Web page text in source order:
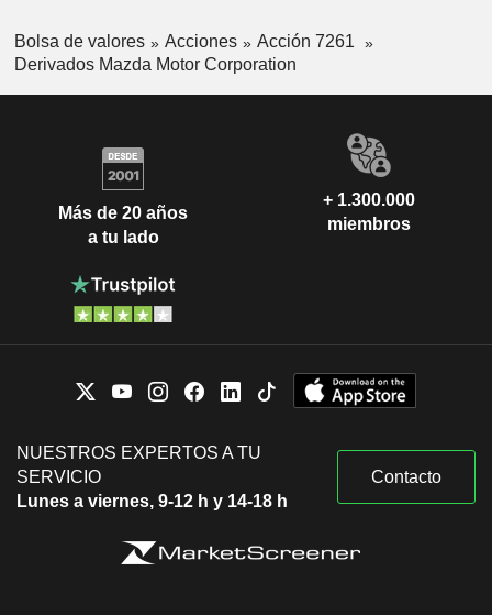
Bolsa de valores Acciones
Acción 7261
Derivados Mazda Motor Corporation
Más de 20 años
a tu lado
+ 1.300.000
miembros
NUESTROS EXPERTOS A TU
SERVICIO
Lunes a viernes, 9-12 h y 14-18 h
Contacto